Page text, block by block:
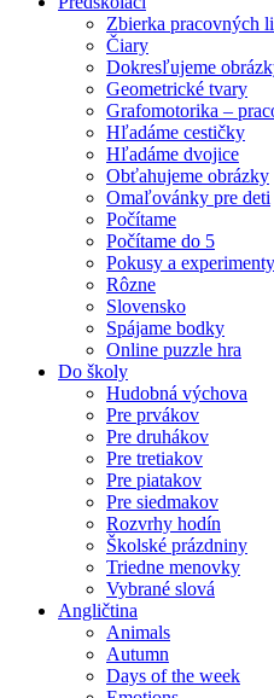
Zbierka pracovných
Čiary
Dokresľujeme
Geometrické tvary
Grafomotorika –
Hľadáme cestičky
Hľadáme dvojice
Obťahujeme obrázky
Omaľovánky pre deti
Počítame
Počítame do 5
Pokusy a experimenty
Rôzne
Slovensko
Spájame bodky
Online puzzle hra
Do školy
Hudobná výchova
Pre prvákov
Pre druhákov
Pre tretiakov
Pre piatakov
Pre siedmakov
Rozvrhy hodín
Školské prázdniny
Triedne menovky
Vybrané slová
Angličtina
Animals
Autumn
Days of the week